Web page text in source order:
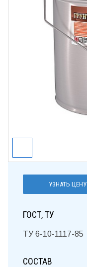
УЗНАТЬ ЦЕНУ
ГОСТ, ТУ
ТУ 6-10-1117-85
СОСТАВ